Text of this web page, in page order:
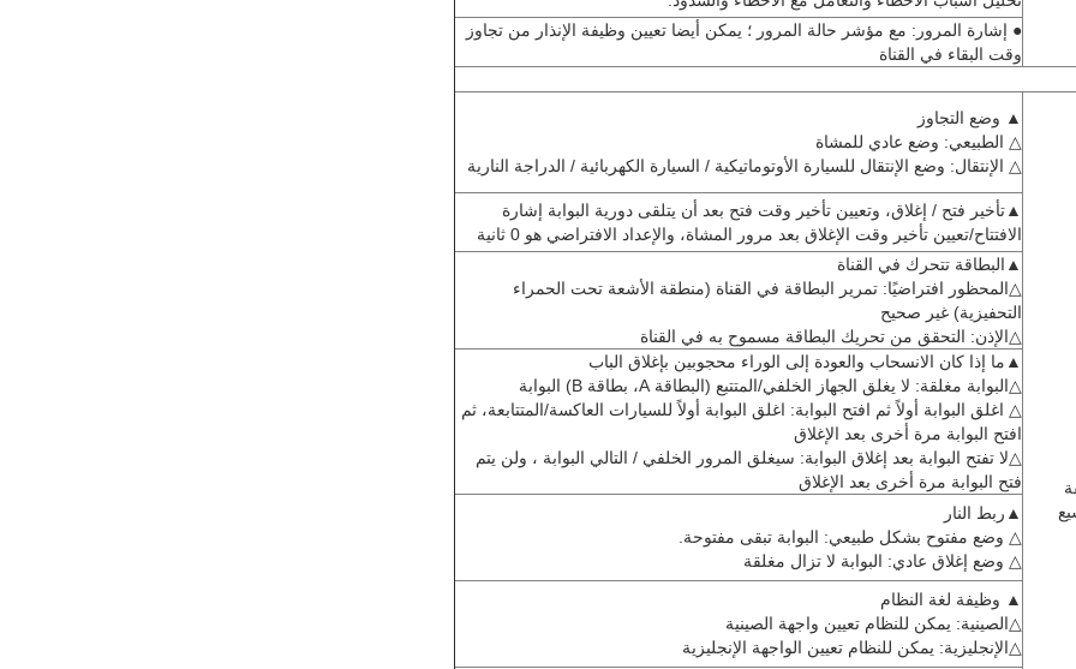
● إشارة المرور: مع مؤشر حالة المرور ؛ يمكن أيضا تعيين وظيفة الإنذار من تجاوز
وقت البقاء في القناة
▲ وضع التجاوز
△ الطبيعي: وضع عادي للمشاة
△ الإنتقال: وضع الإنتقال للسيارة الأوتوماتيكية / السيارة الكهربائية / الدراجة النارية
▲تأخير فتح / إغلاق، وتعيين تأخير وقت فتح بعد أن يتلقى دورية البوابة إشارة
الافتتاح/تعيين تأخير وقت الإغلاق بعد مرور المشاة، والإعداد الافتراضي هو 0 ثانية
▲البطاقة تتحرك في القناة
△المحظور افتراضيًا: تمرير البطاقة في القناة (منطقة الأشعة تحت الحمراء
التحفيزية) غير صحيح
△الإذن: التحقق من تحريك البطاقة مسموح به في القناة
▲ما إذا كان الانسحاب والعودة إلى الوراء محجوبين بإغلاق الباب
△البوابة مغلقة: لا يغلق الجهاز الخلفي/المتتبع (البطاقة A، بطاقة B) البوابة
△ اغلق البوابة أولاً ثم افتح البوابة: اغلق البوابة أولاً للسيارات العاكسة/المتتابعة، ثم
افتح البوابة مرة أخرى بعد الإغلاق
△لا تفتح البوابة بعد إغلاق البوابة: سيغلق المرور الخلفي / التالي البوابة ، ولن يتم
فتح البوابة مرة أخرى بعد الإغلاق
▲ربط النار
△ وضع مفتوح بشكل طبيعي: البوابة تبقى مفتوحة.
△ وضع إغلاق عادي: البوابة لا تزال مغلقة
▲ وظيفة لغة النظام
△الصينية: يمكن للنظام تعيين واجهة الصينية
△الإنجليزية: يمكن للنظام تعيين الواجهة الإنجليزية